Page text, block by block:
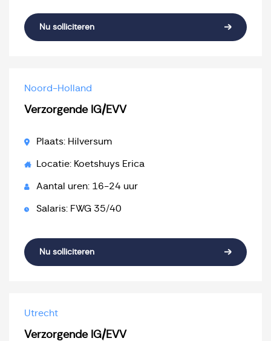
Nu solliciteren
Noord-Holland
Verzorgende IG/EVV
Plaats: Hilversum
Locatie: Koetshuys Erica
Aantal uren: 16-24 uur
Salaris: FWG 35/40
Nu solliciteren
Utrecht
Verzorgende IG/EVV